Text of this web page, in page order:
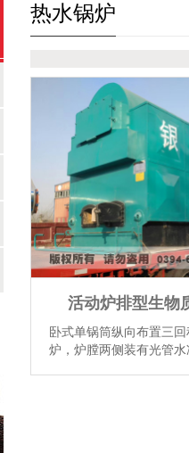
热水锅炉
活动炉排型生物
卧式单锅筒纵向布置三
炉，炉膛两侧装有光管